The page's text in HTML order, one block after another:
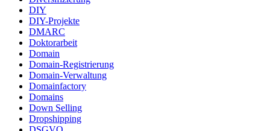
DIY
DIY-Projekte
DMARC
Doktorarbeit
Domain
Domain-Registrierung
Domain-Verwaltung
Domainfactory
Domains
Down Selling
Dropshipping